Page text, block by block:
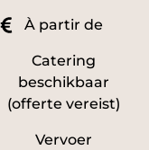
À partir de
Catering
beschikbaar
(offerte vereist)
Vervoer